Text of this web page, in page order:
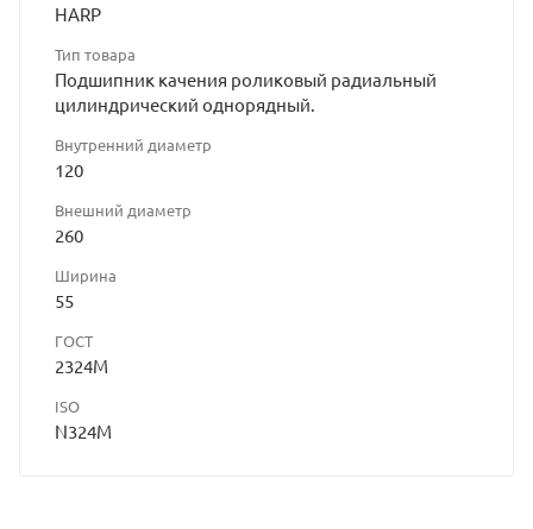
HARP
Тип товара
Подшипник качения роликовый радиальный
цилиндрический однорядный.
Внутренний диаметр
120
Внешний диаметр
260
Ширина
55
ГОСТ
2324М
ISO
N324M